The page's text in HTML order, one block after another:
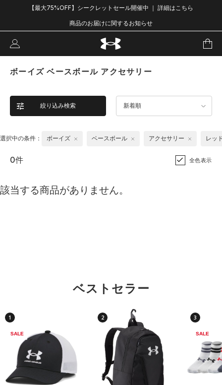
【最大75%OFF】シークレットセール開催中 ｜ 詳細はこちら
商品のお届けに関するお知らせ
ボーイズ ベースボール アクセサリー
絞り込み検索 新着順
選択中の条件： ボーイズ ベースボール アクセサリー レッ
0件 全色表示
該当する商品がありません。
ベストセラー
1
SALE
2 3
SALE